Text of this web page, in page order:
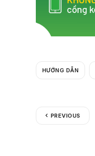
o
k
HƯỚNG DẪN
PREVIOUS